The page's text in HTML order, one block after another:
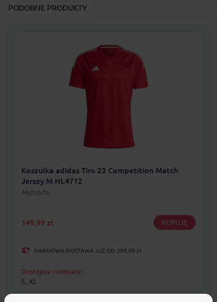
PODOBNE PRODUKTY
Koszulka adidas Tiro 23 Competition Match
Jersey M HL4712
Mężczyźni
149,99 zł KUPUJĘ
DARMOWA DOSTAWA JUŻ OD 299,00 zł
Dostępne rozmiary:
S , XL